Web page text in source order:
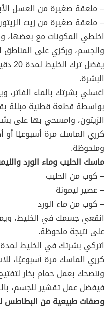
– ملعقة صغيرة من العسل
– ملعقة صغيرة من زيت
اخلطي المكونات مع بعضها،
والجسم، وركزي على المناطق
البشرة.
اغسلي بشرتك بالماء
بواسطة قطعة قطنية مبللة
الزيتون، وامسحي بها على
كرري الماسك مرة أسبوعيًا أو
وملحوظة.
ماسك الحليب وماء الورد
– كوب من الحليب
– عصير ليمونة
– كوب من ماء الورد
انقعي جسمك في الخليط،
على نتيجة ملحوظة.
اتركي بشرتك في الخليط لمدة 40 دقيقة.
كرري الماسك مرة أسبوعيًا،
وننصحك بعمل حمام بخار
فيفضل عمل تقشير للجسم،
وصفات طبيعية من البطاطس